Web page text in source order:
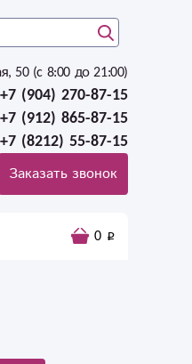
50 (c 8:00 до 21:00)
+7 (904) 270-87-15
+7 (912) 865-87-15
+7 (8212) 55-87-15
Заказать звонок
0